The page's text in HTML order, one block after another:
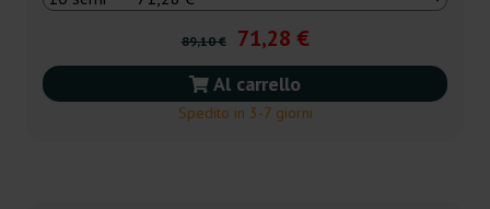
89,10 € 71,28 €
Al carrello
Spedito in 3-7 giorni